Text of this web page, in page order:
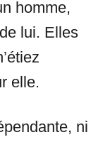
homme,
lui. Elles
elle.
ni